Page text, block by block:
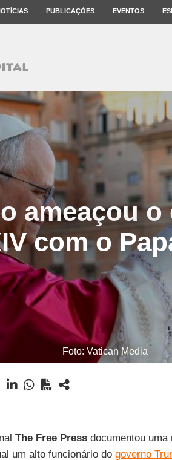
PUBLICAÇÕES EVENTOS
ameaçou
com o
Foto: Vatican Media
The Free Pressdocumentou uma
um alto funcionário do governo